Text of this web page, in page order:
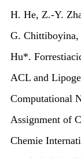
H. He, Z.-Y.
G. Chittiboyina,
Hu*.
ACL and
Computational
Assignment of
Chemie